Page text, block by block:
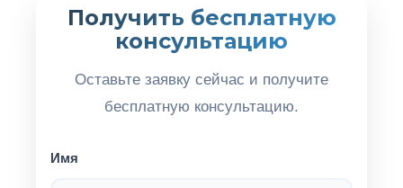
Получить бесплатную
консультацию
Оставьте заявку сейчас и получите
бесплатную консультацию.
Имя